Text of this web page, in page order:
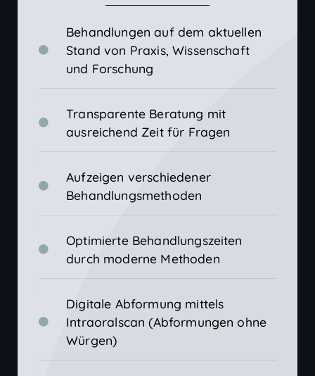
Behandlungen auf dem aktuellen
Stand von Praxis, Wissenschaft
und Forschung
Transparente Beratung mit
ausreichend Zeit für Fragen
Aufzeigen verschiedener
Behandlungsmethoden
Optimierte Behandlungszeiten
durch moderne Methoden
Digitale Abformung mittels
Intraoralscan (Abformungen ohne
Würgen)